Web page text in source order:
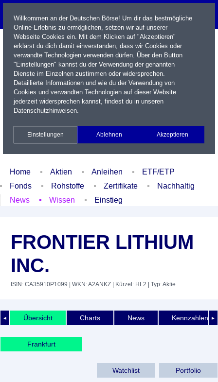
Name / WKN / ISIN / Kürzel
Xetra Realtime
Watchlist Portfolio Login
Home Aktien Anleihen
ETF/ETP
Fonds
Rohstoffe Zertifikate
Nachhaltig
News
Wissen Einstieg
FRONTIER LITHIUM
INC.
ISIN: CA35910P1099 | WKN: A2ANKZ | Kürzel: HL2 | Typ: Aktie
◄ ►
Übersicht Charts News Kennzahlen
Frankfurt
Watchlist Portfolio
Willkommen an der Deutschen Börse! Um dir das bestmögliche
Online-Erlebnis zu ermöglichen, setzen wir auf unserer
Webseite Cookies ein. Mit dem Klicken auf "Akzeptieren"
erklärst du dich damit einverstanden, dass wir Cookies oder
verwandte Technologien verwenden dürfen. Über den Button
"Einstellungen" kannst du der Verwendung der genannten
Dienste im Einzelnen zustimmen oder widersprechen.
Detaillierte Informationen und wie du der Verwendung von
Cookies und verwandten Technologien auf dieser Website
jederzeit widersprechen kannst, findest du in unseren
Datenschutzhinweisen.
Einstellungen Ablehnen Akzeptieren